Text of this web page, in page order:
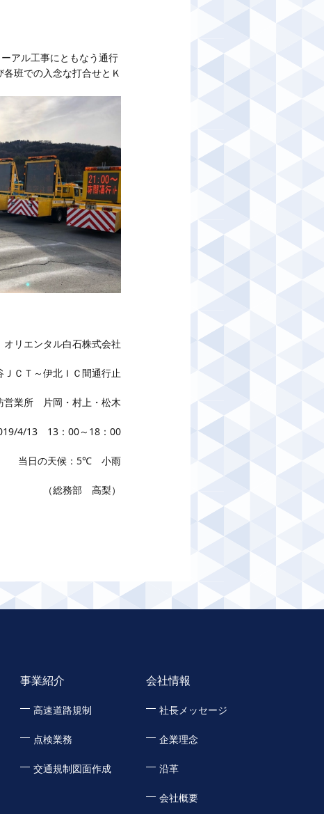
アル工事にともなう通行
班での入念な打合せとＫ
オリエンタル白石株式会社
ＪＣＴ～伊北ＩＣ間通行止
営業所 片岡・村上・松木
4/13 13：00～18：00
当日の天候：5℃ 小雨
（総務部 高梨）
事業紹介
高速道路規制
点検業務
交通規制図面作成
会社情報
社長メッセージ
企業理念
沿革
会社概要